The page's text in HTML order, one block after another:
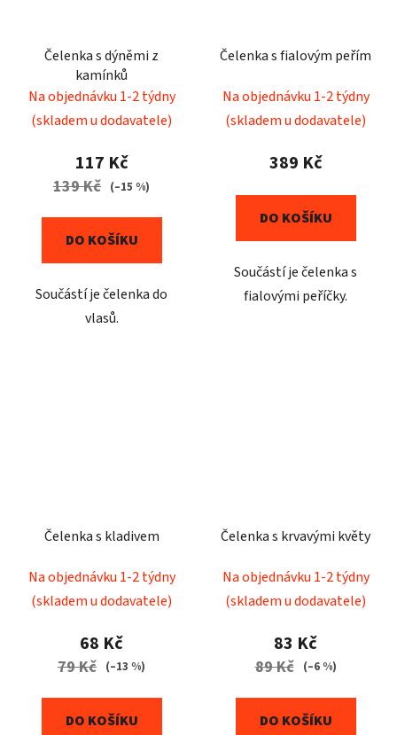
Čelenka s dýněmi z
kamínků
Na objednávku 1-2 týdny
(skladem u dodavatele)
117 Kč
139 Kč (–15 %)
DO KOŠÍKU
Součástí je čelenka do
vlasů.
Čelenka s fialovým peřím
Na objednávku 1-2 týdny
(skladem u dodavatele)
389 Kč
DO KOŠÍKU
Součástí je čelenka s
fialovými peříčky.
Čelenka s kladivem
Na objednávku 1-2 týdny
(skladem u dodavatele)
68 Kč
79 Kč (–13 %)
DO KOŠÍKU
Čelenka s krvavými květy
Na objednávku 1-2 týdny
(skladem u dodavatele)
83 Kč
89 Kč (–6 %)
DO KOŠÍKU